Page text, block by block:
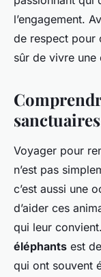
l’engagement.
de respect pour
sûr de vivre une
Voyager pour
n’est pas
c’est aussi une
d’aider ces
qui leur
éléphants est
qui ont souvent